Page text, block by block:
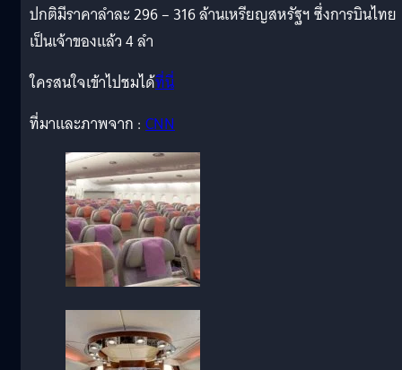
ปกติมีราคาลำละ 296 – 316 ล้านเหรียญสหรัฐฯ ซึ่งการบินไทย
เป็นเจ้าของแล้ว 4 ลำ
ใครสนใจเข้าไปชมได้ที่นี่
ที่มาและภาพจาก : CNN